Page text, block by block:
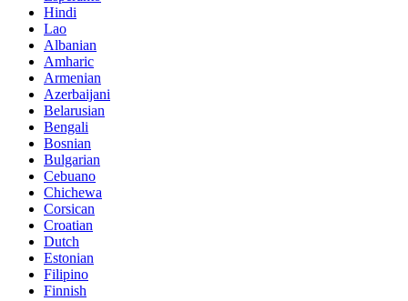
Hindi
Lao
Albanian
Amharic
Armenian
Azerbaijani
Belarusian
Bengali
Bosnian
Bulgarian
Cebuano
Chichewa
Corsican
Croatian
Dutch
Estonian
Filipino
Finnish